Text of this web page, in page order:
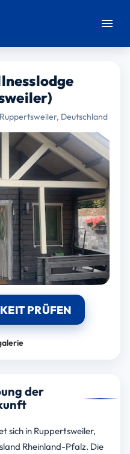
Deutschland
PRÜFEN
der
sich in Ruppertsweiler,
Rheinland-Pfalz. Die